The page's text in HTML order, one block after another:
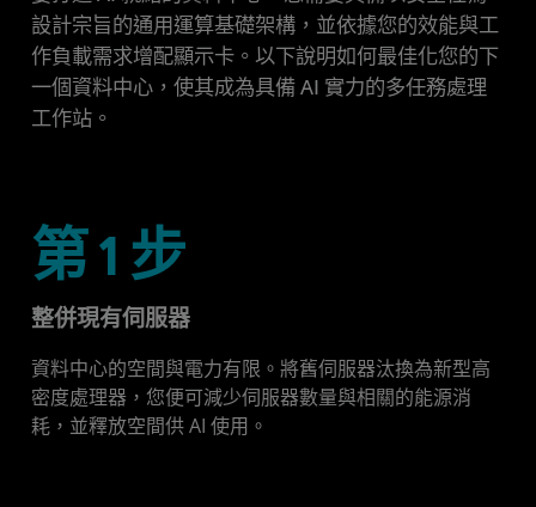
設計宗旨的通用運算基礎架構，並依據您的效能與工
作負載需求增配顯示卡。以下說明如何最佳化您的下
一個資料中心，使其成為具備 AI 實力的多任務處理
工作站。
第 1 步
整併現有伺服器
資料中心的空間與電力有限。將舊伺服器汰換為新型高
密度處理器，您便可減少伺服器數量與相關的能源消
耗，並釋放空間供 AI 使用。